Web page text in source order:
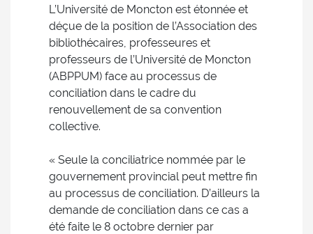
L’Université de Moncton est étonnée et
déçue de la position de l’Association des
bibliothécaires, professeures et
professeurs de l’Université de Moncton
(ABPPUM) face au processus de
conciliation dans le cadre du
renouvellement de sa convention
collective.
« Seule la conciliatrice nommée par le
gouvernement provincial peut mettre fin
au processus de conciliation. D’ailleurs la
demande de conciliation dans ce cas a
été faite le 8 octobre dernier par